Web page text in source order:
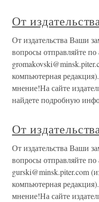
От
От издательства Ваши
вопросы отправляйте
компьютерная
мнение!На сайте
найдете подробную
От
От издательства Ваши
вопросы отправляйте
gurski@minsk.piter.com
компьютерная
мнение!На сайте